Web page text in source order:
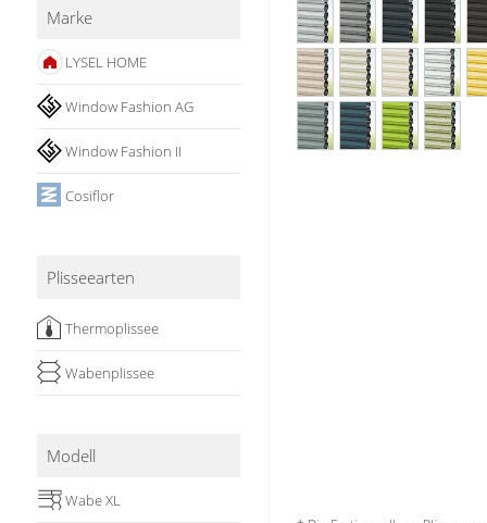
Stoffe
Panneaux
Marke
LYSEL HOME
Window Fashion AG
Window Fashion II
Cosiflor
Plisseearten
Thermoplissee
Wabenplissee
Modell
Wabe XL